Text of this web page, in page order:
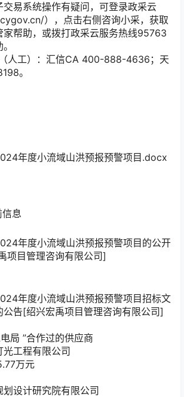
易系统操作有疑问，可登录政采云
），点击右侧咨询小采，获取
家帮助，或拨打政采云服务热线95763
助。
人工）：汇信CA 400-888-4636；天
。
年度小流域山洪预报预警项目.docx
信息
年度小流域山洪预报预警项目的公开
项目管理咨询有限公司]
年度小流域山洪预报预警项目招标文
公告[绍兴宏禹项目管理咨询有限公司]
局 ”合作过的供应商
工程有限公司
万元
设计研究院有限公司